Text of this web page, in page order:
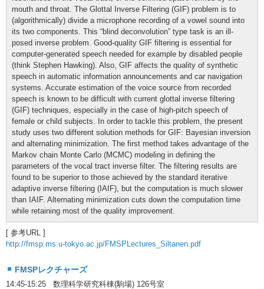
mouth and throat. The Glottal Inverse Filtering (GIF) problem is to
(algorithmically) divide a microphone recording of a vowel sound into
its two components. This “blind deconvolution” type task is an ill-
posed inverse problem. Good-quality GIF filtering is essential for
computer-generated speech needed for example by disabled people
(think Stephen Hawking). Also, GIF affects the quality of synthetic
speech in automatic information announcements and car navigation
systems. Accurate estimation of the voice source from recorded
speech is known to be difficult with current glottal inverse filtering
(GIF) techniques, especially in the case of high-pitch speech of
female or child subjects. In order to tackle this problem, the present
study uses two different solution methods for GIF: Bayesian inversion
and alternating minimization. The first method takes advantage of the
Markov chain Monte Carlo (MCMC) modeling in defining the
parameters of the vocal tract inverse filter. The filtering results are
found to be superior to those achieved by the standard iterative
adaptive inverse filtering (IAIF), but the computation is much slower
than IAIF. Alternating minimization cuts down the computation time
while retaining most of the quality improvement.
[ 参考URL ]
http://fmsp.ms.u-tokyo.ac.jp/FMSPLectures_Siltanen.pdf
FMSPレクチャーズ
14:45-15:25 数理科学研究科棟(駒場) 126号室